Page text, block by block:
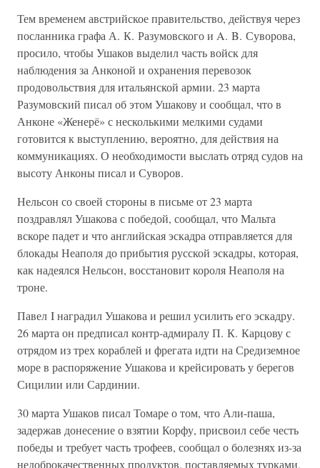
Тем временем австрийское правительство, действуя через
посланника графа А. К. Разумовского и A. B. Суворова,
просило, чтобы Ушаков выделил часть войск для
наблюдения за Анконой и охранения перевозок
продовольствия для итальянской армии. 23 марта
Разумовский писал об этом Ушакову и сообщал, что в
Анконе «Женерё» с несколькими мелкими судами
готовится к выступлению, вероятно, для действия на
коммуникациях. О необходимости выслать отряд судов на
высоту Анконы писал и Суворов.
Нельсон со своей стороны в письме от 23 марта
поздравлял Ушакова с победой, сообщал, что Мальта
вскоре падет и что английская эскадра отправляется для
блокады Неаполя до прибытия русской эскадры, которая,
как надеялся Нельсон, восстановит короля Неаполя на
троне.
Павел I наградил Ушакова и решил усилить его эскадру.
26 марта он предписал контр-адмиралу П. К. Карцову с
отрядом из трех кораблей и фрегата идти на Средиземное
море в распоряжение Ушакова и крейсировать у берегов
Сицилии или Сардинии.
30 марта Ушаков писал Томаре о том, что Али-паша,
задержав донесение о взятии Корфу, присвоил себе честь
победы и требует часть трофеев, сообщал о болезнях из-за
недоброкачественных продуктов, поставляемых турками,